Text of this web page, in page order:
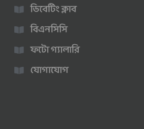
ডিবেটিং ক্লাব
বিএনসিসি
ফটো গ্যালারি
যোগাযোগ